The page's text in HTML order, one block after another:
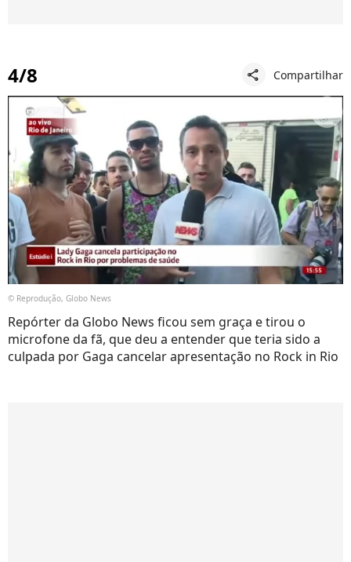
4/8 share Compartilhar
© Reprodução, Globo News
Repórter da Globo News ficou sem graça e tirou o
microfone da fã, que deu a entender que teria sido a
culpada por Gaga cancelar apresentação no Rock in Rio